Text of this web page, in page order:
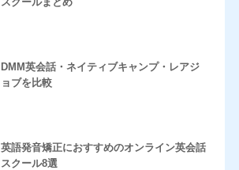
DMM英会話・ネイティブキャンプ・レアジ
ョブを比較
英語発音矯正におすすめのオンライン英会話
スクール8選